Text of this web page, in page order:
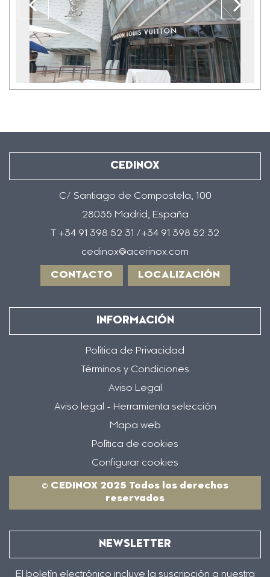
Anterior
CEDINOX
C/ Santiago de Compostela, 100
28035 Madrid, España
T +34 91 398 52 31 /+34 91 398 52 32
cedinox@acerinox.com
CONTACTO LOCALIZACIÓN
INFORMACIÓN
Política de Privacidad
Términos y Condiciones
Aviso Legal
Aviso legal - Herramienta selección
Mapa web
Política de cookies
Configurar cookies
© CEDINOX 2025 Todos los derechos
reservados
NEWSLETTER
El boletín electrónico incluye la suscripción a nuestra